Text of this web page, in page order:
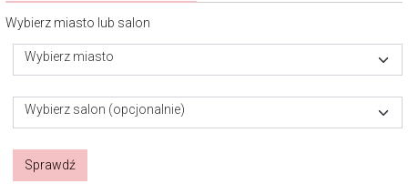
Wybierz miasto lub salon
Wybierz miasto
Wybierz salon (opcjonalnie)
Sprawdź